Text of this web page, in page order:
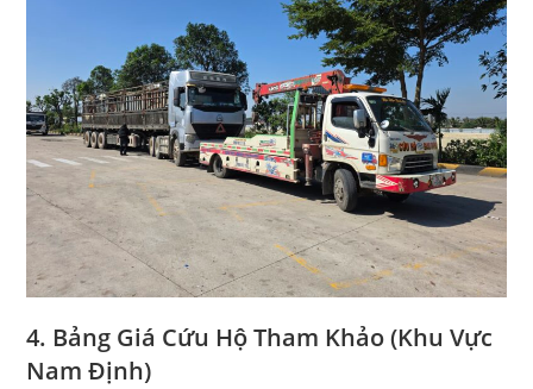
4. Bảng Giá Cứu Hộ Tham Khảo (Khu Vực
Nam Định)